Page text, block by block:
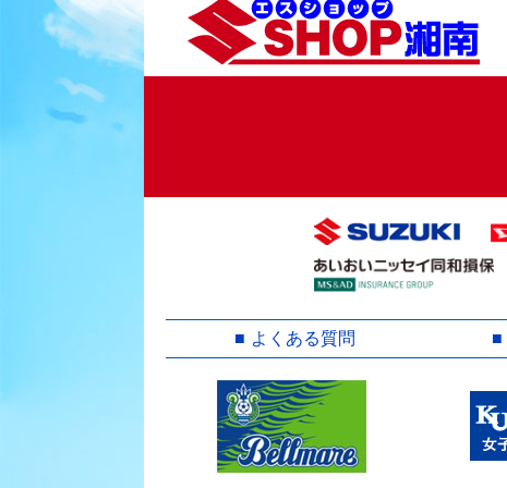
よくある質問